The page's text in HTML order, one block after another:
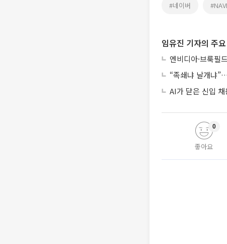
#네이버
임유진 기자의 주
엔비디아·브룩필
“족쇄냐 날개냐
AI가 닫은 신입
좋아요
0